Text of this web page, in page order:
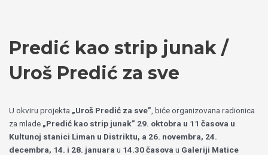
Predić kao strip junak /
Uroš Predić za sve
U okviru projekta „Uroš Predić za sve” , biće organizovana radionica
za mlade „Predić kao strip junak” 29. oktobra u 11 časova u
Kultunoj stanici Liman u Distriktu, a 26. novembra, 24.
decembra, 14. i 28. januara u 14.30 časova u Galeriji Matice